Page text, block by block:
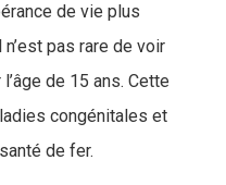
de vie plus
pas rare de voir
de 15 ans. Cette
congénitales et
de fer.